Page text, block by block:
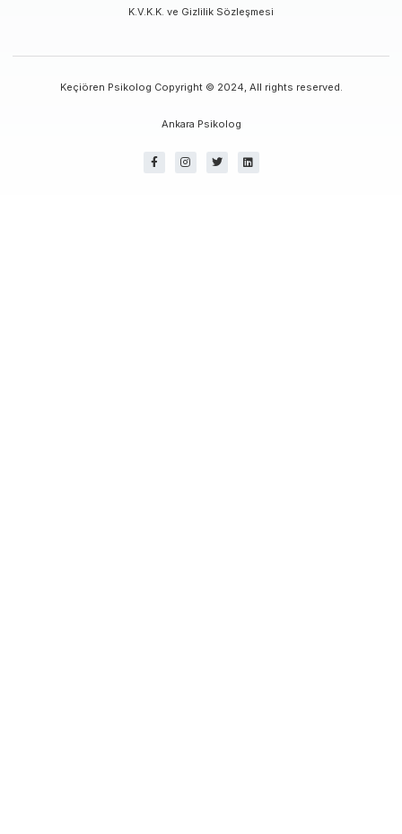
K.V.K.K. ve Gizlilik Sözleşmesi
Keçiören Psikolog Copyright © 2024, All rights reserved.
Ankara Psikolog